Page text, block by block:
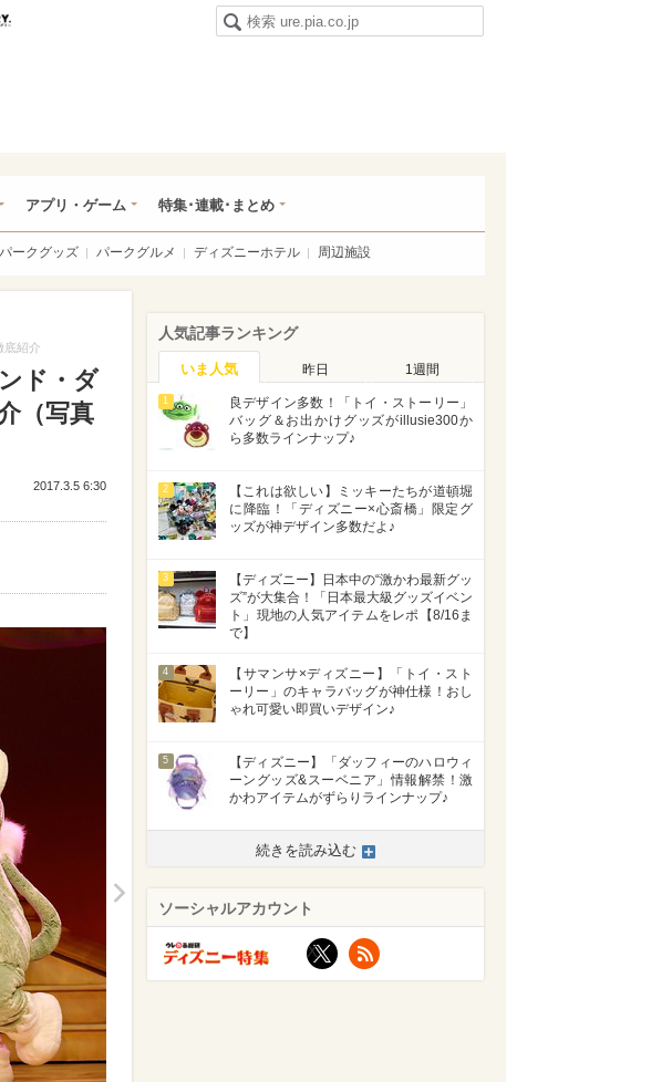
アプリ・ゲーム 特集･連載･まとめ
パークグッズ パークグルメ ディズニーホテル 周辺施設
底紹介
ド・ダ
（写真
2017.3.5 6:30
人気記事ランキング
いま人気 昨日 1週間
1
良デザイン多数！「トイ・ストーリー」
バッグ＆お出かけグッズがillusie300か
ら多数ラインナップ♪
2
【これは欲しい】ミッキーたちが道頓堀
に降臨！「ディズニー×心斎橋」限定グ
ッズが神デザイン多数だよ♪
3
【ディズニー】日本中の“激かわ最新グッ
ズ”が大集合！「日本最大級グッズイベン
ト」現地の人気アイテムをレポ【8/16ま
で】
4
【サマンサ×ディズニー】「トイ・スト
ーリー」のキャラバッグが神仕様！おし
ゃれ可愛い即買いデザイン♪
5
【ディズニー】「ダッフィーのハロウィ
ーングッズ&スーベニア」情報解禁！激
かわアイテムがずらりラインナップ♪
続きを読み込む
ソーシャルアカウント
X